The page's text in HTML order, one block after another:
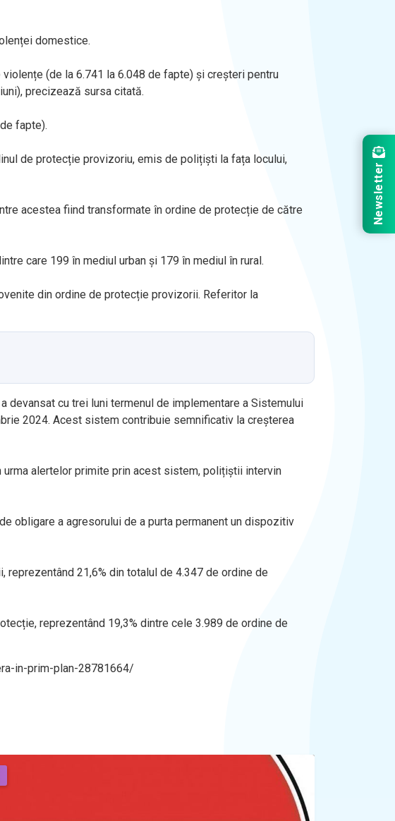
domestice.
(de la 6.741 la 6.048 de fapte) și creșteri pentru
precizează sursa citată.
fapte).
de protecție provizoriu, emis de polițiști la fața locului,
acestea fiind transformate în ordine de protecție de către
care 199 în mediul urban și 179 în mediul în rural.
din ordine de protecție provizorii. Referitor la
devansat cu trei luni termenul de implementare a Sistemului
2024. Acest sistem contribuie semnificativ la creșterea
alertelor primite prin acest sistem, polițiștii intervin
obligare a agresorului de a purta permanent un dispozitiv
21,6% din totalul de 4.347 de ordine de
reprezentând 19,3% dintre cele 3.989 de ordine de
in-prim-plan-28781664/
Newsletter